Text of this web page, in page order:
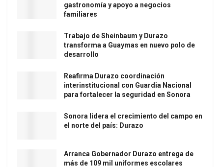
gastronomía y apoyo a negocios
familiares
Trabajo de Sheinbaum y Durazo
transforma a Guaymas en nuevo polo de
desarrollo
Reafirma Durazo coordinación
interinstitucional con Guardia Nacional
para fortalecer la seguridad en Sonora
Sonora lidera el crecimiento del campo en
el norte del país: Durazo
Arranca Gobernador Durazo entrega de
más de 109 mil uniformes escolares